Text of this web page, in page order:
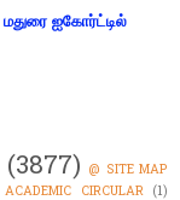
ஐகோர்ட்டில்
(3877) @ SITE MAP
ACADEMIC CIRCULAR (1)